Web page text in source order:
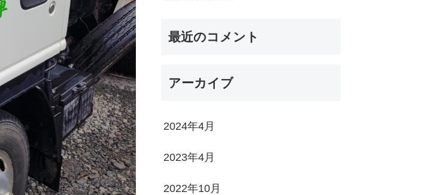
最近のコメント
アーカイブ
2024年4月
2023年4月
2022年10月